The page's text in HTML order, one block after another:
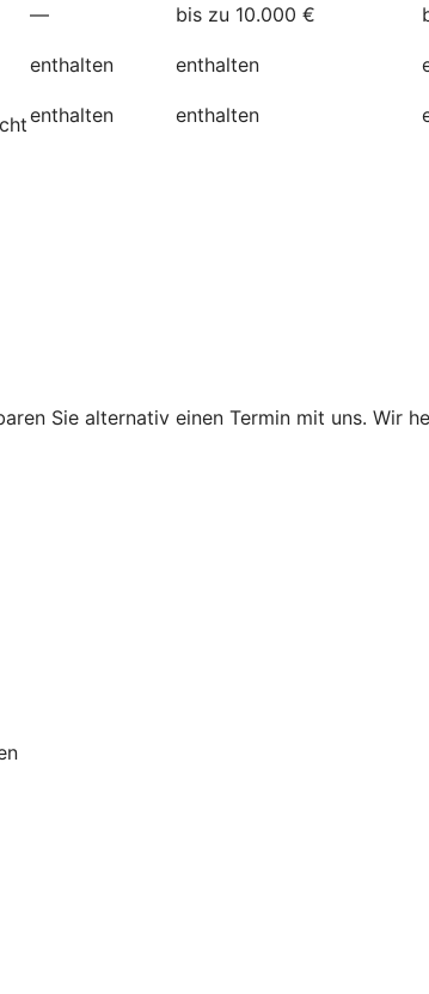
— bis zu 10.000 €
enthalten enthalten
enthalten enthalten
Sie alternativ einen Termin mit uns. Wir